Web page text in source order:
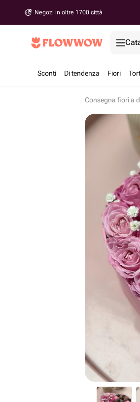
Negozi in oltre 1700 città
Sconti Di tendenza Fiori
Consegna fiori a